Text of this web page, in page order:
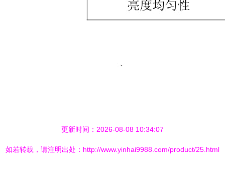
更新时间：2026-08-08 10:34:07
如若转载，请注明出处：http://www.yinhai9988.com/product/25.html